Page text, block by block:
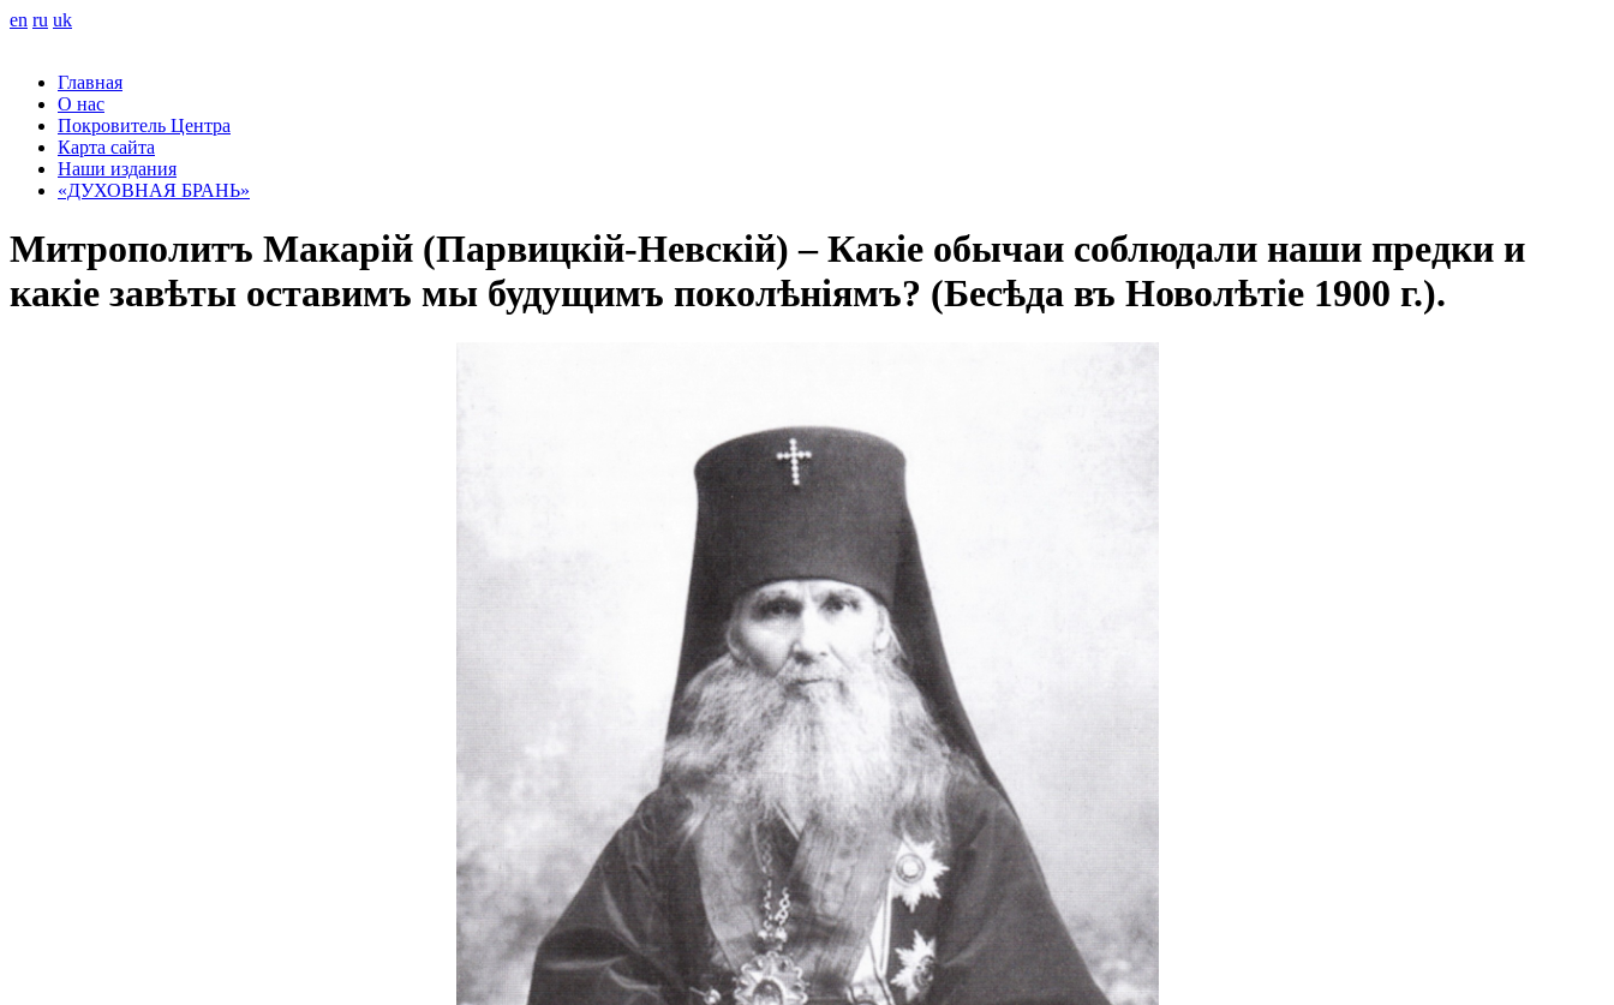
en ru uk
Главная
О нас
Покровитель Центра
Карта сайта
Наши издания
«ДУХОВНАЯ БРАНЬ»
Митрополитъ Макарій (Парвицкій-Невскій) – Какіе обычаи соблюдали наши предки и
какіе завѣты оставимъ мы будущимъ поколѣніямъ? (Бесѣда въ Новолѣтіе 1900 г.).